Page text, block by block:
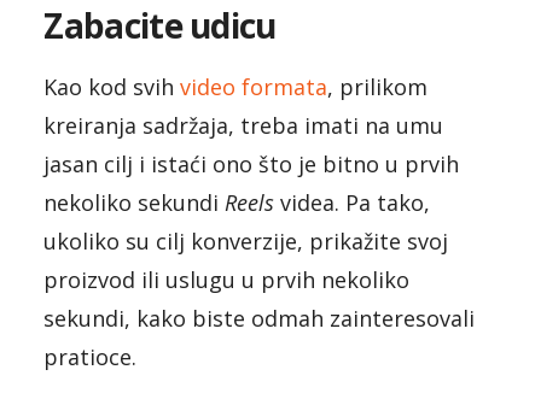
Zabacite udicu
Kao kod svihvideo formata, prilikom
kreiranja sadržaja, treba imati na umu
jasan cilj i istaći ono što je bitno u prvih
nekoliko sekundiReels videa. Pa tako,
ukoliko su cilj konverzije, prikažite svoj
proizvod ili uslugu u prvih nekoliko
sekundi, kako biste odmah zainteresovali
pratioce.